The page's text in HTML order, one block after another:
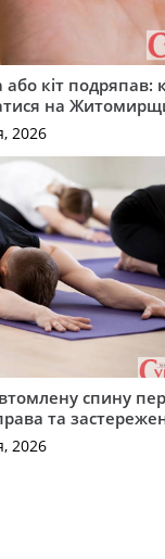
кіт подряпав:
на
2026
спину
та
2026